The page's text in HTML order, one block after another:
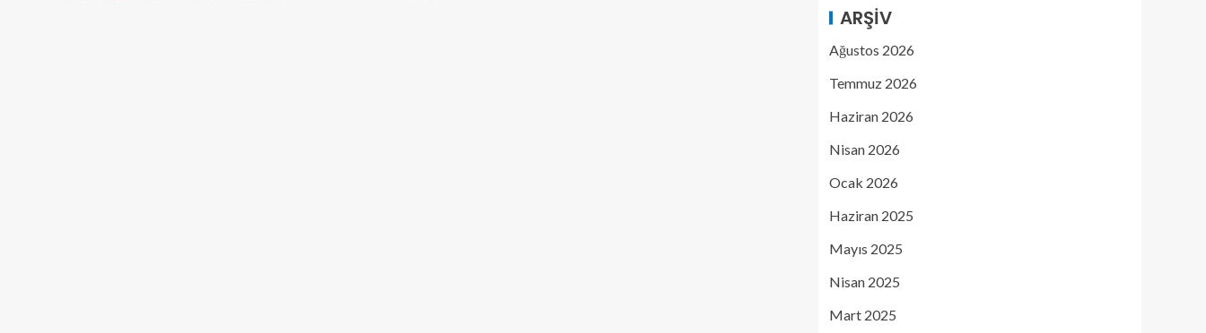
ARŞIV
Ağustos 2026
Temmuz 2026
Haziran 2026
Nisan 2026
Ocak 2026
Haziran 2025
Mayıs 2025
Nisan 2025
Mart 2025